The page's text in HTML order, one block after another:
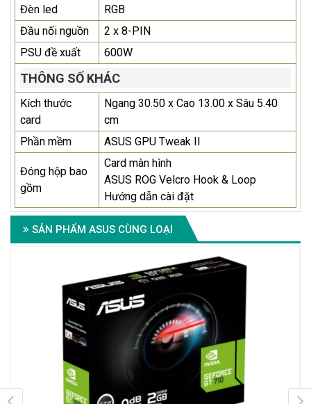
Đèn led
RGB
Đầu nối nguồn
2 x 8-PIN
PSU đề xuất
600W
THÔNG SỐ KHÁC
Kích thước
card
Ngang 30.50 x Cao 13.00 x Sâu 5.40
cm
Phần mềm
ASUS GPU Tweak II
Đóng hộp bao
gồm
Card màn hình
ASUS ROG Velcro Hook & Loop
Hướng dẫn cài đặt
SẢN PHẨM ASUS CÙNG LOẠI